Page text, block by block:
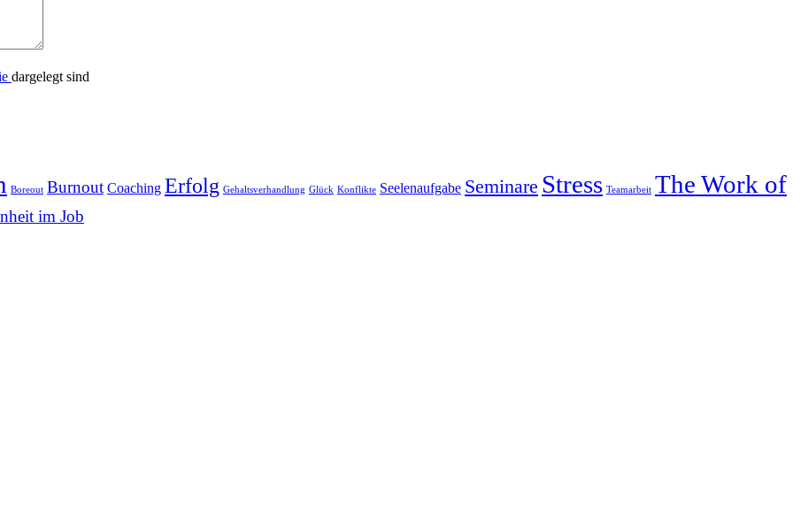
dargelegt sind
Boreout Burnout Coaching Erfolg Gehaltsverhandlung Glück Konflikte Seelenaufgabe Seminare Stress Teamarbeit The Work of
im Job